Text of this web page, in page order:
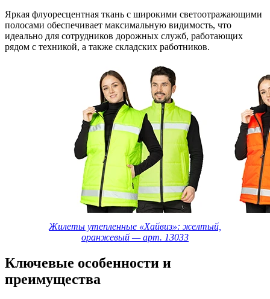
Яркая флуоресцентная ткань с широкими светоотражающими
полосами обеспечивает максимальную видимость, что
идеально для сотрудников дорожных служб, работающих
рядом с техникой, а также складских работников.
Жилеты утепленные «Хайвиз»: желтый,
оранжевый — арт. 13033
Ключевые особенности и
преимущества